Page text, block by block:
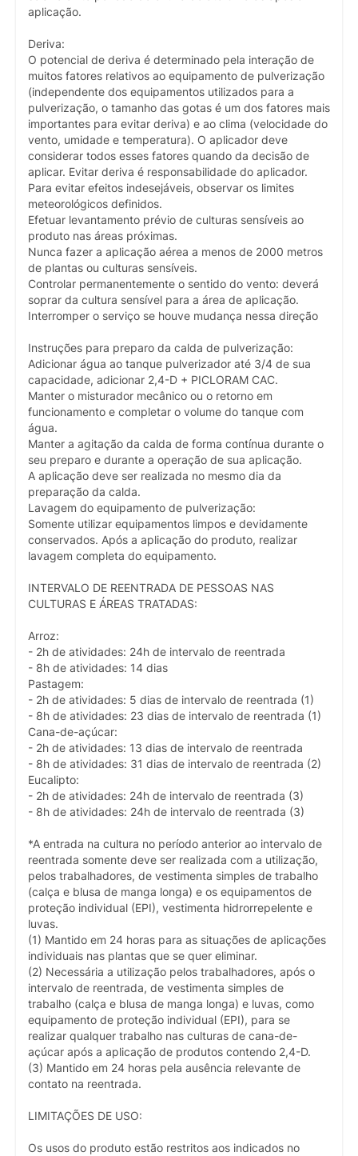
aplicação.
Deriva:
O potencial de deriva é determinado pela interação de
muitos fatores relativos ao equipamento de pulverização
(independente dos equipamentos utilizados para a
pulverização, o tamanho das gotas é um dos fatores mais
importantes para evitar deriva) e ao clima (velocidade do
vento, umidade e temperatura). O aplicador deve
considerar todos esses fatores quando da decisão de
aplicar. Evitar deriva é responsabilidade do aplicador.
Para evitar efeitos indesejáveis, observar os limites
meteorológicos definidos.
Efetuar levantamento prévio de culturas sensíveis ao
produto nas áreas próximas.
Nunca fazer a aplicação aérea a menos de 2000 metros
de plantas ou culturas sensíveis.
Controlar permanentemente o sentido do vento: deverá
soprar da cultura sensível para a área de aplicação.
Interromper o serviço se houve mudança nessa direção
Instruções para preparo da calda de pulverização:
Adicionar água ao tanque pulverizador até 3/4 de sua
capacidade, adicionar 2,4-D + PICLORAM CAC.
Manter o misturador mecânico ou o retorno em
funcionamento e completar o volume do tanque com
água.
Manter a agitação da calda de forma contínua durante o
seu preparo e durante a operação de sua aplicação.
A aplicação deve ser realizada no mesmo dia da
preparação da calda.
Lavagem do equipamento de pulverização:
Somente utilizar equipamentos limpos e devidamente
conservados. Após a aplicação do produto, realizar
lavagem completa do equipamento.
INTERVALO DE REENTRADA DE PESSOAS NAS
CULTURAS E ÁREAS TRATADAS:
Arroz:
- 2h de atividades: 24h de intervalo de reentrada
- 8h de atividades: 14 dias
Pastagem:
- 2h de atividades: 5 dias de intervalo de reentrada (1)
- 8h de atividades: 23 dias de intervalo de reentrada (1)
Cana-de-açúcar:
- 2h de atividades: 13 dias de intervalo de reentrada
- 8h de atividades: 31 dias de intervalo de reentrada (2)
Eucalipto:
- 2h de atividades: 24h de intervalo de reentrada (3)
- 8h de atividades: 24h de intervalo de reentrada (3)
*A entrada na cultura no período anterior ao intervalo de
reentrada somente deve ser realizada com a utilização,
pelos trabalhadores, de vestimenta simples de trabalho
(calça e blusa de manga longa) e os equipamentos de
proteção individual (EPI), vestimenta hidrorrepelente e
luvas.
(1) Mantido em 24 horas para as situações de aplicações
individuais nas plantas que se quer eliminar.
(2) Necessária a utilização pelos trabalhadores, após o
intervalo de reentrada, de vestimenta simples de
trabalho (calça e blusa de manga longa) e luvas, como
equipamento de proteção individual (EPI), para se
realizar qualquer trabalho nas culturas de cana-de-
açúcar após a aplicação de produtos contendo 2,4-D.
(3) Mantido em 24 horas pela ausência relevante de
contato na reentrada.
LIMITAÇÕES DE USO:
Os usos do produto estão restritos aos indicados no